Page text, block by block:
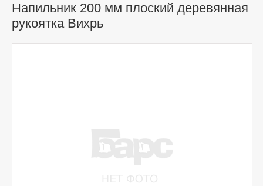
Напильник 200 мм плоский деревянная
рукоятка Вихрь